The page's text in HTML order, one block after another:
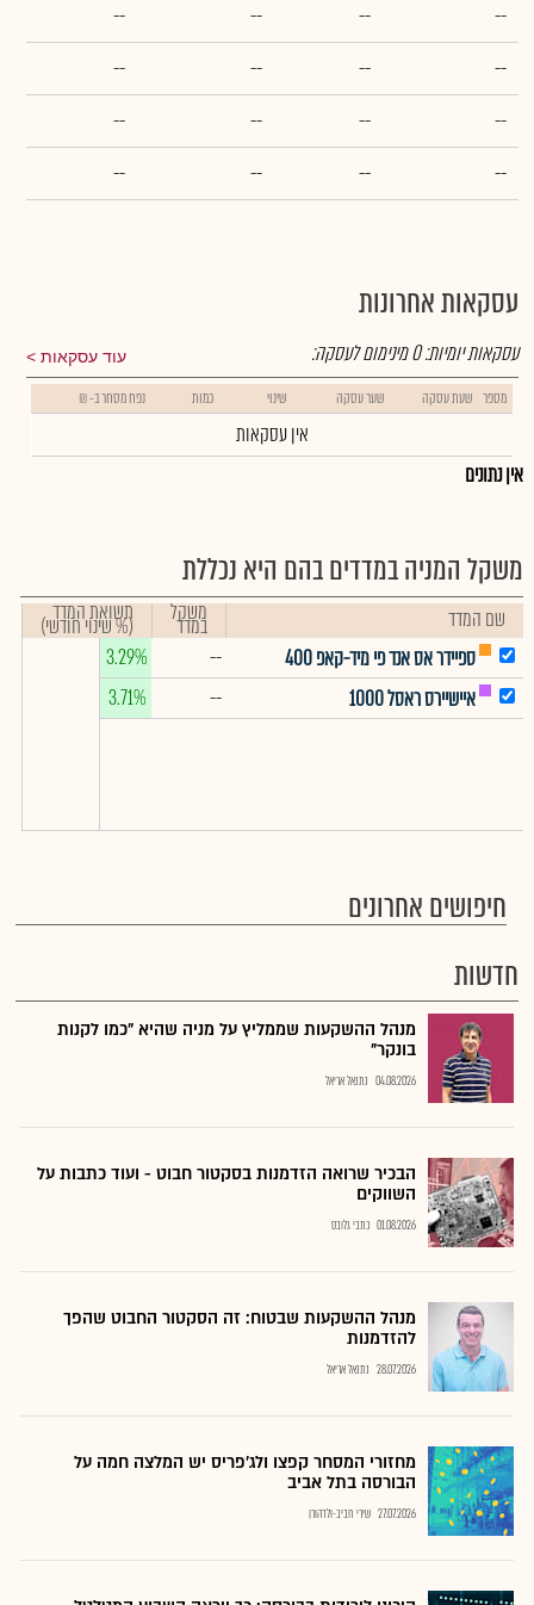
--
--
--
--
--
--
--
--
--
--
--
--
--
--
--
--
עסקאות אחרונות
עוד עסקאות עסקאות יומיות:0מינימום לעסקה:
מספר שעת עסקה שער עסקה שינוי כמות נפח מסחר ב- ₪
אין עסקאות
אין נתונים
משקל המניה במדדים בהם היא נכללת
שם המדד משקל
במדד תשואת המדד
(% שינוי חודשי)
ספיידר אס אנד פי מיד-קאפ 400
--
3.29%
איישיירס ראסל 1000
--
3.71%
חיפושים אחרונים
חדשות
מנהל ההשקעות שממליץ על מניה שהיא "כמו לקנות
בונקר"
04.08.2026 נתנאל אריאל
הבכיר שרואה הזדמנות בסקטור חבוט - ועוד כתבות על
השווקים
01.08.2026 כתבי גלובס
מנהל ההשקעות שבטוח: זה הסקטור החבוט שהפך
להזדמנות
28.07.2026 נתנאל אריאל
מחזורי המסחר קפצו ולג'פריס יש המלצה חמה על
הבורסה בתל אביב
27.07.2026 שירי חביב-ולדהורן